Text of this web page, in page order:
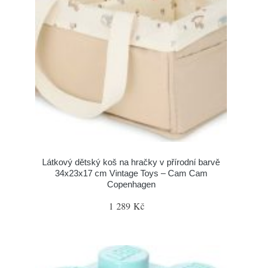
Látkový dětský koš na hračky v přírodní barvě
34x23x17 cm Vintage Toys – Cam Cam
Copenhagen
1 289 Kč